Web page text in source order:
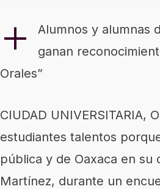
+
Alumnos y alumnas
ganan
Orales”
CIUDAD UNIVERSITARIA,
estudiantes talentos
pública y de Oaxaca en
Martínez, durante un